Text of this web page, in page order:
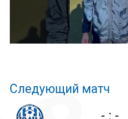
Следующий матч